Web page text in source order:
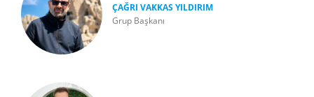
ÇAĞRI VAKKAS YILDIRIM
Grup Başkanı